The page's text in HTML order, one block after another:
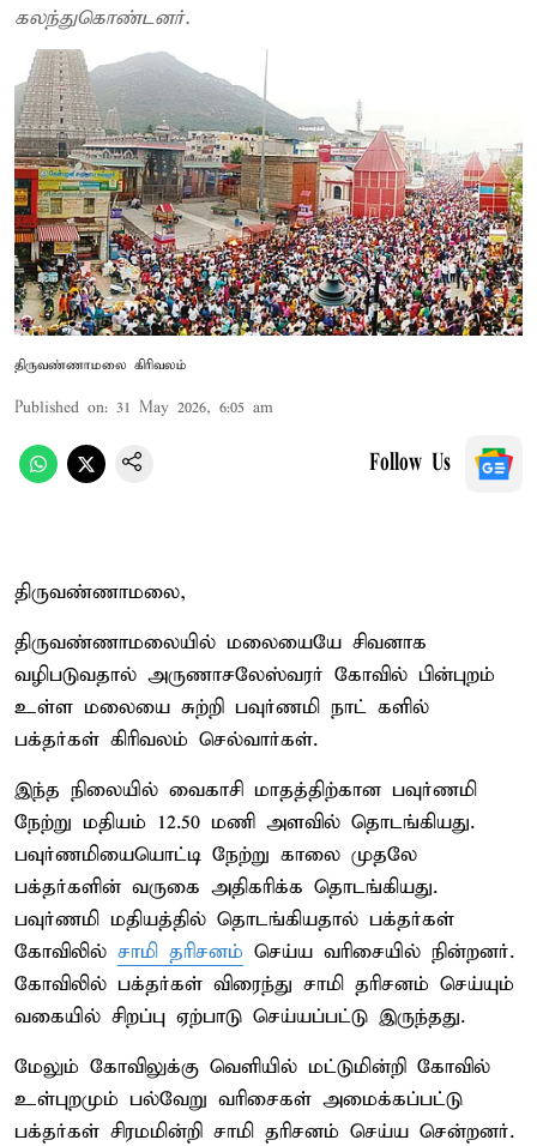
கலந்துகொண்டனர்.
திருவண்ணாமலை கிரிவலம்
Published on: 31 May 2026, 6:05 am
Follow Us
திருவண்ணாமலை,
திருவண்ணாமலையில் மலையையே சிவனாக
வழிபடுவதால் அருணாசலேஸ்வரர் கோவில் பின்புறம்
உள்ள மலையை சுற்றி பவுர்ணமி நாட் களில்
பக்தர்கள் கிரிவலம் செல்வார்கள்.
இந்த நிலையில் வைகாசி மாதத்திற்கான பவுர்ணமி
நேற்று மதியம் 12.50 மணி அளவில் தொடங்கியது.
பவுர்ணமியையொட்டி நேற்று காலை முதலே
பக்தர்களின் வருகை அதிகரிக்க தொடங்கியது.
பவுர்ணமி மதியத்தில் தொடங்கியதால் பக்தர்கள்
கோவிலில் சாமி தரிசனம் செய்ய வரிசையில் நின்றனர்.
கோவிலில் பக்தர்கள் விரைந்து சாமி தரிசனம் செய்யும்
வகையில் சிறப்பு ஏற்பாடு செய்யப்பட்டு இருந்தது.
மேலும் கோவிலுக்கு வெளியில் மட்டுமின்றி கோவில்
உள்புறமும் பல்வேறு வரிசைகள் அமைக்கப்பட்டு
பக்தர்கள் சிரமமின்றி சாமி தரிசனம் செய்ய சென்றனர்.